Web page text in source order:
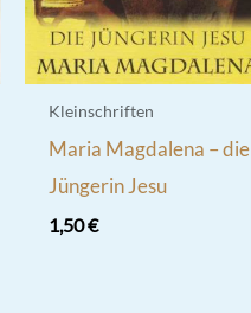
Kleinschriften
Maria Magdalena – die
Jüngerin Jesu
1,50€